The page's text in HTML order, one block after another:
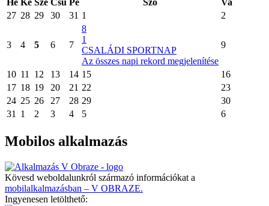
Hé Ke Sze Csü Pé Szo
Va
27 28 29 30 31 1 2
3 4 5 6 7
8
1
CSALÁDI SPORTNAP
Az összes napi rekord megjelenítése
9
10 11 12 13 14 15
16
17 18 19 20 21 22
23
24 25 26 27 28 29
30
31
1 2 3 4 5 6
Mobilos alkalmazás
Kövesd weboldalunkról származó információkat a
mobilalkalmazásban – V OBRAZE.
Ingyenesen letölthető: